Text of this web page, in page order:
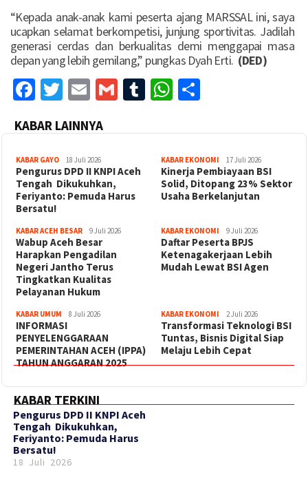
“Kepada anak-anak kami peserta ajang MARSSAL ini, saya
ucapkan selamat berkompetisi, junjung sportivitas. Jadilah
generasi cerdas dan berkualitas demi menggapai masa
depan yang lebih gemilang,” pungkas Dyah Erti. (DED)
Facebook
Twitter
EmailGmailTumblrWhatsApp
KABAR LAINNYA
KABAR GAYO 18 Juli 2026
‎Pengurus DPD II KNPI Aceh
Tengah Dikukuhkan,
Feriyanto: Pemuda Harus
Bersatu!
KABAR EKONOMI 17 Juli 2026
Kinerja Pembiayaan BSI
Solid, Ditopang 23% Sektor
Usaha Berkelanjutan
KABAR ACEH BESAR 9 Juli 2026
Wabup Aceh Besar
Harapkan Pengadilan
Negeri Jantho Terus
Tingkatkan Kualitas
Pelayanan Hukum
KABAR EKONOMI 9 Juli 2026
Daftar Peserta BPJS
Ketenagakerjaan Lebih
Mudah Lewat BSI Agen
KABAR UMUM 8 Juli 2026
INFORMASI
PENYELENGGARAAN
PEMERINTAHAN ACEH (IPPA)
TAHUN ANGGARAN 2025
KABAR EKONOMI 2 Juli 2026
Transformasi Teknologi BSI
Tuntas, Bisnis Digital Siap
Melaju Lebih Cepat
KABAR TERKINI
‎Pengurus DPD II KNPI Aceh
Tengah Dikukuhkan,
Feriyanto: Pemuda Harus
Bersatu!
18 Juli 2026